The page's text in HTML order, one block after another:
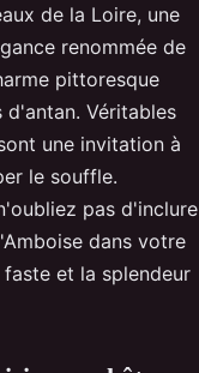
de la Loire, une
renommée de
pittoresque
Véritables
une invitation à
le souffle.
pas d'inclure
dans votre
et la splendeur